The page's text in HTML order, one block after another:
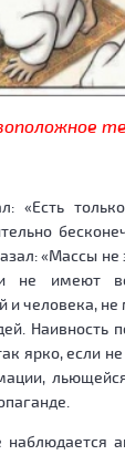
«Есть
«Массы
не имеют
и человека,
Наивность
ярко, если
наблюдается